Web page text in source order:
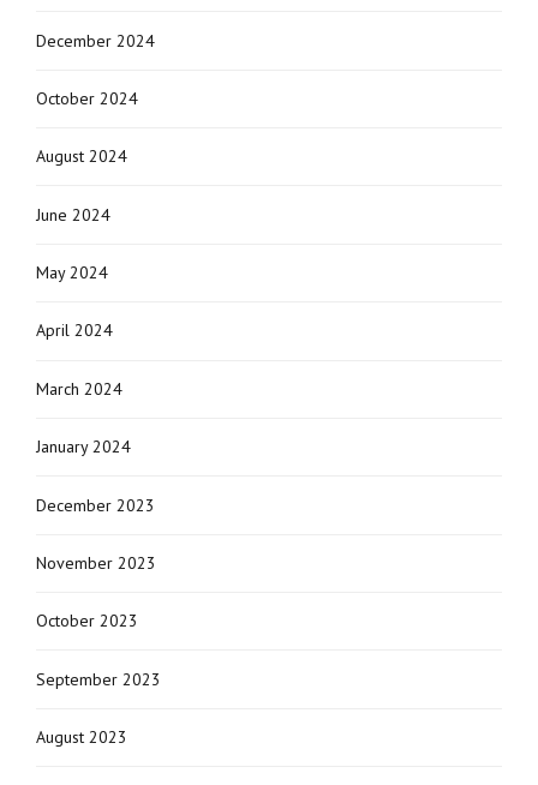
December 2024
October 2024
August 2024
June 2024
May 2024
April 2024
March 2024
January 2024
December 2023
November 2023
October 2023
September 2023
August 2023